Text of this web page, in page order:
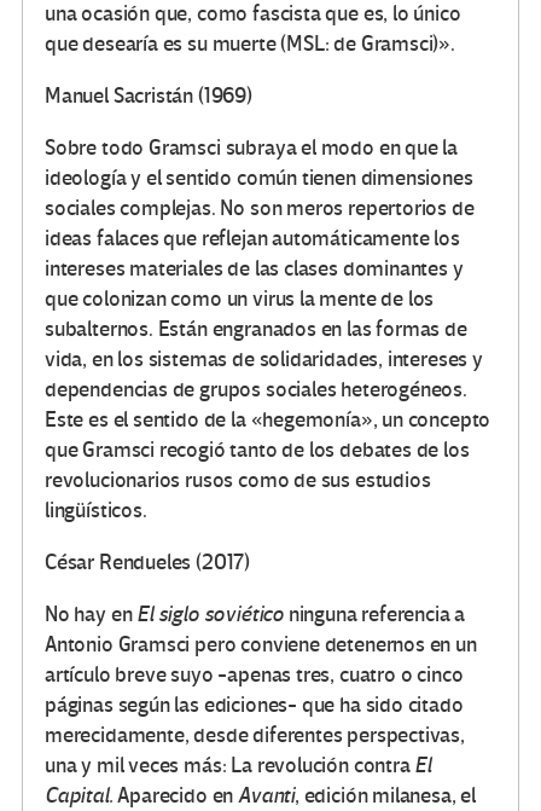
una ocasión que, como fascista que es, lo único
que desearía es su muerte (MSL: de Gramsci)».
Manuel Sacristán (1969)
Sobre todo Gramsci subraya el modo en que la
ideología y el sentido común tienen dimensiones
sociales complejas. No son meros repertorios de
ideas falaces que reflejan automáticamente los
intereses materiales de las clases dominantes y
que colonizan como un virus la mente de los
subalternos. Están engranados en las formas de
vida, en los sistemas de solidaridades, intereses y
dependencias de grupos sociales heterogéneos.
Este es el sentido de la «hegemonía», un concepto
que Gramsci recogió tanto de los debates de los
revolucionarios rusos como de sus estudios
lingüísticos.
César Rendueles (2017)
No hay enEl siglo soviéticoninguna referencia a
Antonio Gramsci pero conviene detenernos en un
artículo breve suyo -apenas tres, cuatro o cinco
páginas según las ediciones- que ha sido citado
merecidamente, desde diferentes perspectivas,
una y mil veces más: La revolución contraEl
Capital.Aparecido enAvanti, edición milanesa, el